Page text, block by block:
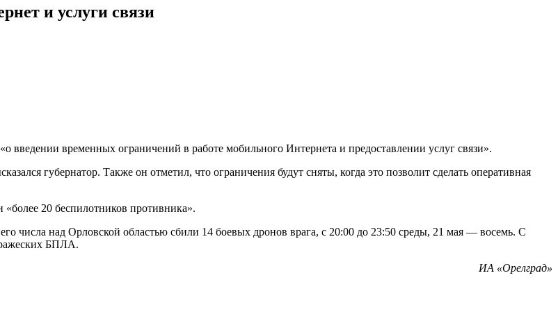
и услуги связи
временных ограничений в работе мобильного Интернета и предоставлении услуг связи».
губернатор. Также он отметил, что ограничения будут сняты, когда это позволит сделать оперативная
20 беспилотников противника».
числа над Орловской областью сбили 14 боевых дронов врага, с 20:00 до 23:50 среды, 21 мая — восемь. С
БПЛА.
ИА «Орелград»